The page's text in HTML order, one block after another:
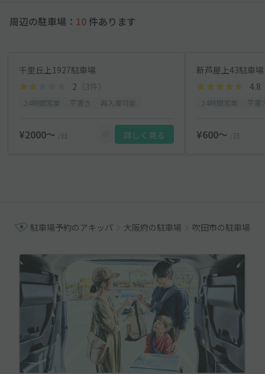
周辺の駐車場： 10 件あります
千里丘上1927駐車場
2 （3件）
¥2000〜 /日 詳しく見る
新芦屋上43駐車場
4.8
¥600〜 /日
駐車場予約のアキッパ 大阪府の駐車場 吹田市の駐車場